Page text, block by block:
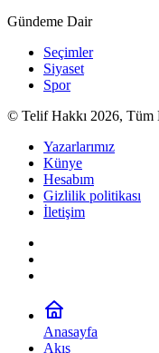
Gündeme Dair
Seçimler
Siyaset
Spor
© Telif Hakkı 2026, Tüm
Yazarlarımız
Künye
Hesabım
Gizlilik politikası
İletişim
Anasayfa
Akış